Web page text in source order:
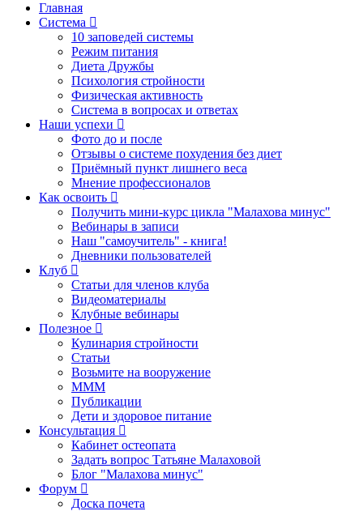
Главная
Система
10 заповедей системы
Режим питания
Диета Дружбы
Психология стройности
Физическая активность
Система в вопросах и ответах
Наши успехи
Фото до и после
Отзывы о системе похудения без диет
Приёмный пункт лишнего веса
Мнение профессионалов
Как освоить
Получить мини-курс цикла "Малахова минус"
Вебинары в записи
Наш "самоучитель" - книга!
Дневники пользователей
Клуб
Статьи для членов клуба
Видеоматериалы
Клубные вебинары
Полезное
Кулинария стройности
Статьи
Возьмите на вооружение
МММ
Публикации
Дети и здоровое питание
Консультация
Кабинет остеопата
Задать вопрос Татьяне Малаховой
Блог "Малахова минус"
Форум
Доска почета